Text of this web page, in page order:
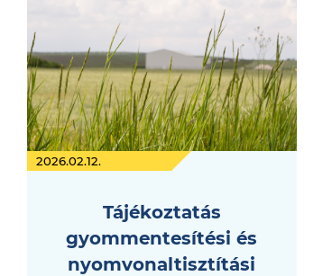
2026.02.12.
Tájékoztatás
gyommentesítési és
nyomvonaltisztítási